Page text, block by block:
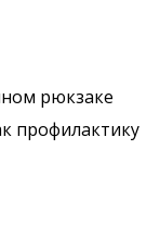
рюкзаке
профилактику